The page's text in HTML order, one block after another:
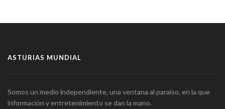
ASTURIAS MUNDIAL
Somos un medio independiente, una ventana al paraíso, en la que
información y entretenimiento se dan la mano.